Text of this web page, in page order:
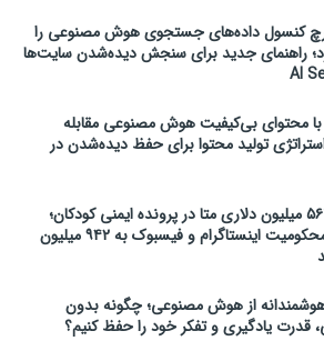
کنسول داده‌های جستجوی هوش مصنوعی را
راهنمای جدید برای سنجش دیده‌شدن سایت‌ها
با محتوای بی‌کیفیت هوش مصنوعی مقابله
تولید محتوا برای حفظ دیده‌شدن در
جریمه ۵۶۷ میلیون دلاری متا در پرونده ایمنی کودکان؛
مجموع محکومیت اینستاگرام و فیسبوک به ۹۴۲ میلیون
هوشمندانه از هوش مصنوعی؛ چگونه بدون
قدرت یادگیری و تفکر خود را حفظ کنیم؟